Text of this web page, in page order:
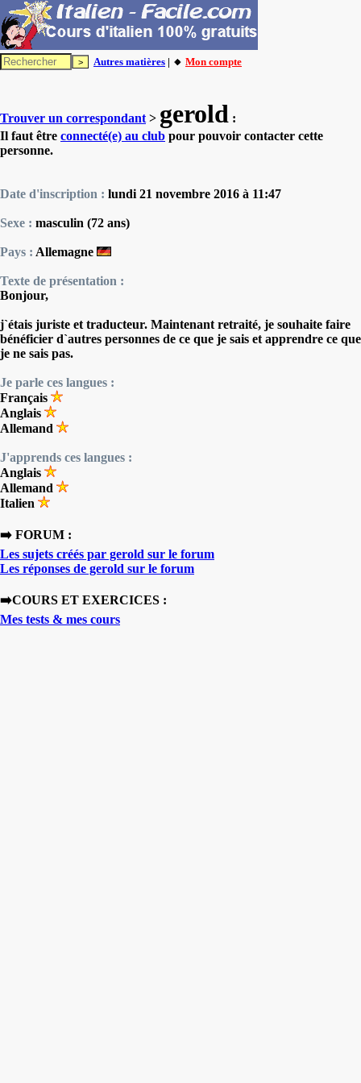
Autres matières | 🔸 Mon compte
Trouver un correspondant > gerold :
Il faut être connecté(e) au club pour pouvoir contacter cette
personne.
Date d'inscription : lundi 21 novembre 2016 à 11:47
Sexe : masculin (72 ans)
Pays : Allemagne
Texte de présentation :
Bonjour,
j`étais juriste et traducteur. Maintenant retraité, je souhaite faire
bénéficier d`autres personnes de ce que je sais et apprendre ce que
je ne sais pas.
Je parle ces langues :
Français
Anglais
Allemand
J'apprends ces langues :
Anglais
Allemand
Italien
➡️ FORUM :
Les sujets créés par gerold sur le forum
Les réponses de gerold sur le forum
➡️COURS ET EXERCICES :
Mes tests & mes cours